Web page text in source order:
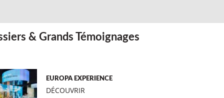
& Grands Témoignages
EUROPA EXPERIENCE
DÉCOUVRIR